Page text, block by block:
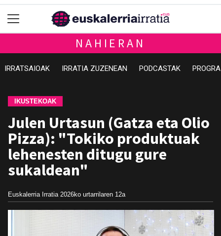
NAHIERAN
IRRATSAIOAK IRRATIA ZUZENEAN PODCASTAK
IKUSTEKOAK
Julen Urtasun (Gatza eta Olio
Pizza): "Tokiko produktuak
lehenesten ditugu gure
sukaldean"
Euskalerria Irratia 2026ko urtarrilaren 12a